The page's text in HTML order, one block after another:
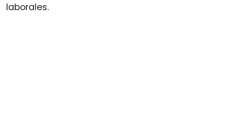
laborales.